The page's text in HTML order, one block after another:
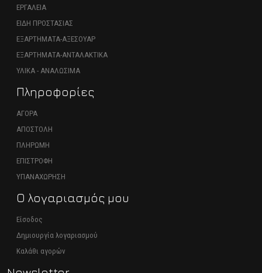
ΕΡΓΑΛΕΙΑ
ΕΙΔΗ ΠΡΟΣΤΑΣΙΑΣ
ΕΞΑΡΤΗΜΑΤΑ-ΑΞΕΣΟΥΑΡ
ΕΞΑΡΤΗΜΑΤΑ-ΑΝΤΑΛΑΚΤΙΚΑ
ΥΛΙΚΑ - ΑΝΑΛΩΣΙΜΑ
Πληροφορίες
ΑΓΟΡΑ
ΑΠΟΣΤΟΛΗ
ΠΛΗΡΩΜΗ
ΕΠΙΣΤΡΟΦΗ
ΥΠΑΝΑΧΩΡΗΣΗ
Ο λογαριασμός μου
Είσοδος
Δημιουργία λογαριασμού
Καλάθι αγορών